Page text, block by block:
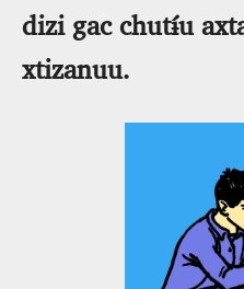
dizi gac chutɨ́u
xtizanuu.